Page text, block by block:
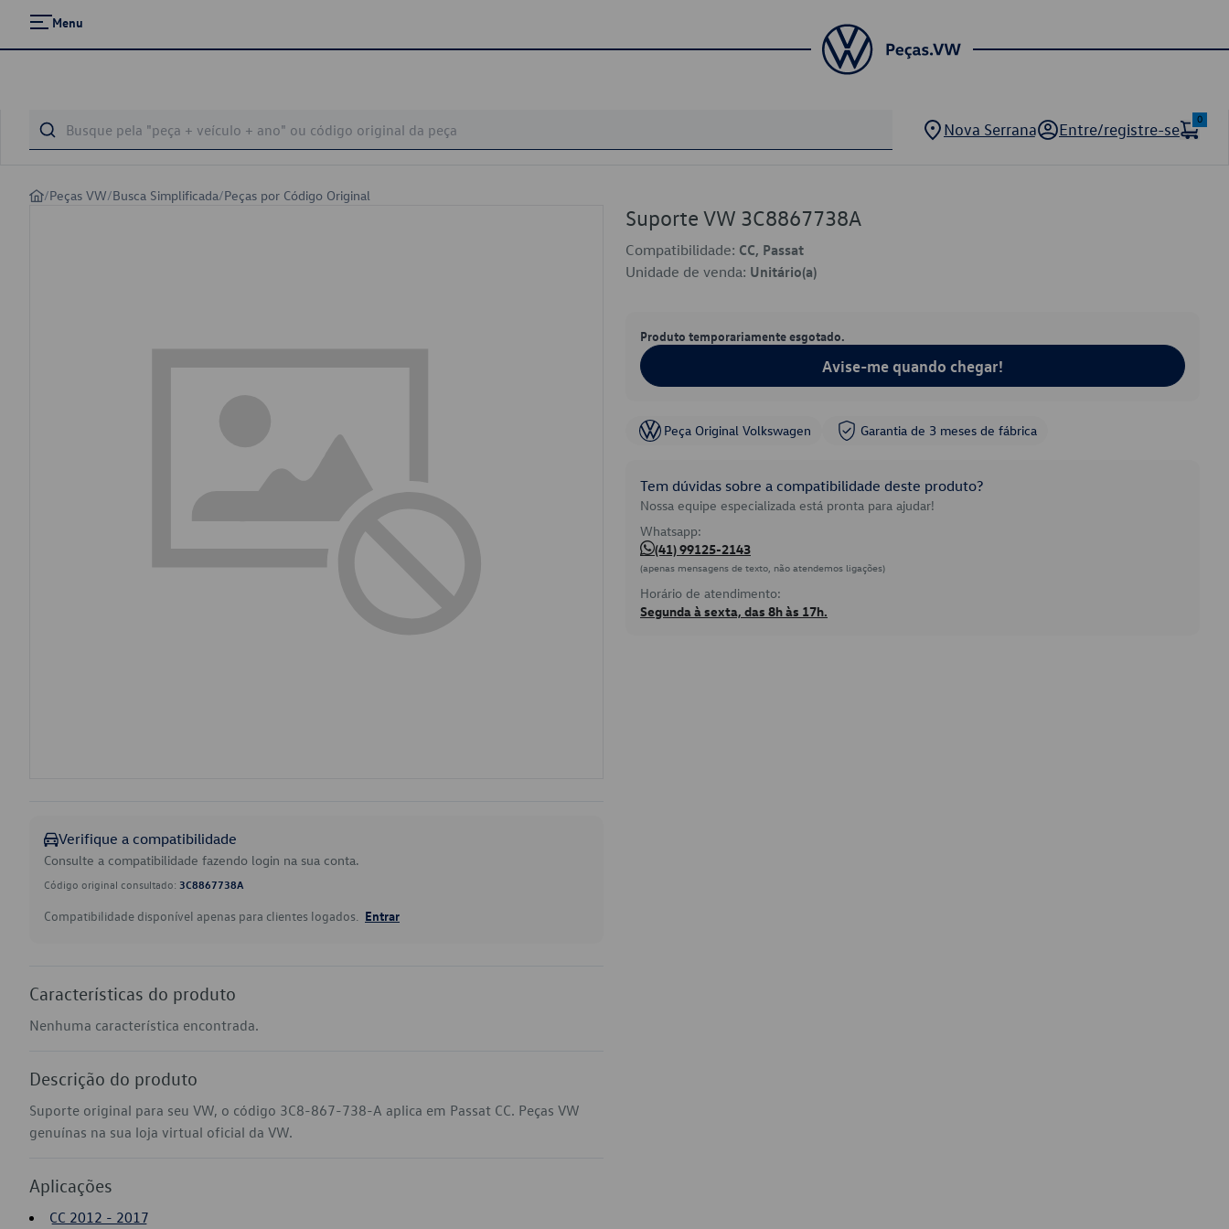
Menu
Nova Serrana Entre/registre-se
0
/Peças VW/Busca Simplificada/Peças por Código Original
Verifique a compatibilidade
Consulte a compatibilidade fazendo login na sua conta.
Código original consultado: 3C8867738A
Compatibilidade disponível apenas para clientes logados. Entrar
Características do produto
Nenhuma característica encontrada.
Descrição do produto
Suporte original para seu VW, o código 3C8-867-738-A aplica em Passat CC. Peças VW
genuínas na sua loja virtual oficial da VW.
Aplicações
CC 2012 - 2017
Suporte VW 3C8867738A
Compatibilidade: CC, Passat
Unidade de venda: Unitário(a)
Produto temporariamente esgotado.
Avise-me quando chegar!
Peça Original Volkswagen Garantia de 3 meses de fábrica
Tem dúvidas sobre a compatibilidade deste produto?
Nossa equipe especializada está pronta para ajudar!
Whatsapp:
(41) 99125-2143
(apenas mensagens de texto, não atendemos ligações)
Horário de atendimento:
Segunda à sexta, das 8h às 17h.